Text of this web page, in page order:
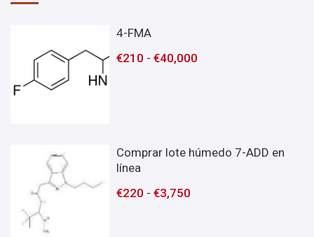
4-FMA
€210 -€40,000
Comprar lote húmedo 7-ADD en
línea
€220 -€3,750